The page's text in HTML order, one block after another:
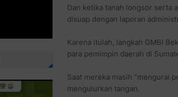
Dan ketika tanah longsor serta
disuap dengan laporan
Karena itulah, langkah GMBI
para pemimpin daerah di
Saat mereka masih “mengurai
mengulurkan tangan.